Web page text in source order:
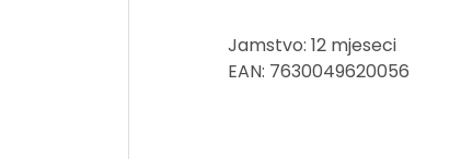
Jamstvo: 12 mjeseci
EAN: 7630049620056